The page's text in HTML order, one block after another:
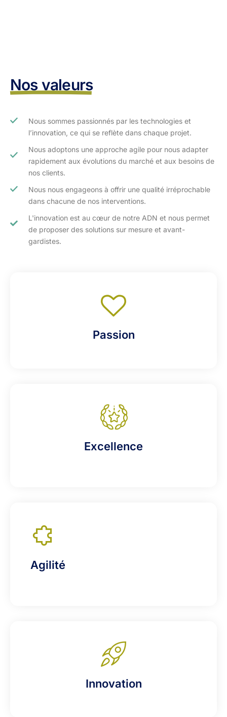
Nos valeurs
Nous sommes passionnés par les technologies et
l’innovation, ce qui se reflète dans chaque projet.
Nous adoptons une approche agile pour nous adapter
rapidement aux évolutions du marché et aux besoins de
nos clients.​
Nous nous engageons à offrir une qualité irréprochable
dans chacune de nos interventions.
L'innovation est au cœur de notre ADN et nous permet
de proposer des solutions sur mesure et avant-
gardistes.
Passion
Excellence
Agilité
Innovation